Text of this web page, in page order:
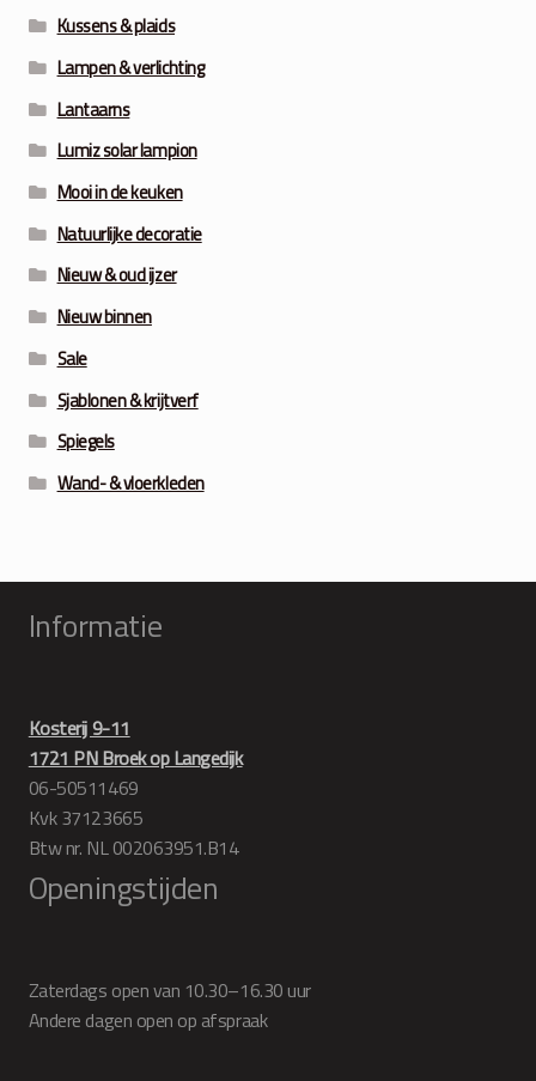
Kussens & plaids
Lampen & verlichting
Lantaarns
Lumiz solar lampion
Mooi in de keuken
Natuurlijke decoratie
Nieuw & oud ijzer
Nieuw binnen
Sale
Sjablonen & krijtverf
Spiegels
Wand- & vloerkleden
Informatie
Kosterij 9-11
1721 PN Broek op Langedijk
06-50511469
Kvk 37123665
Btw nr. NL 002063951.B14
Openingstijden
Zaterdags open van 10.30–16.30 uur
Andere dagen open op afspraak